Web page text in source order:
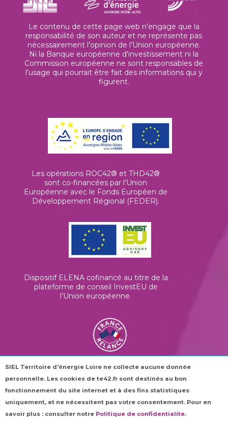
Le contenu de cette page web n’engage que la
responsabilité de son auteur et ne représente pas
nécessairement l’opinion de l’Union européenne.
Ni la Banque européenne d’investissement ni la
Commission européenne ne sont responsables de
l’usage qui pourrait être fait des informations qui y
figurent.
Les opérations ROC42® et THD42®
sont co-financées par l’Union
Européenne avec le Fonds Européen de
Développement Régional (FEDER).
Dispositif ELENA cofinancé au titre de la
plateforme de conseil InvestEU de
l’Union européenne.
Les horloges connectées ROC42® sont
financées dans le cadre du plan France
Relance.
SIEL Territoire d'énergie Loire ne collecte aucune donnée
personnelle. Les cookies de te42.fr sont destinés au bon
fonctionnement du site internet et à des fins statistiques
uniquement, et ne nécessitent pas votre consentement. Pour en
savoir plus : consulter notre Politique de confidentialite.